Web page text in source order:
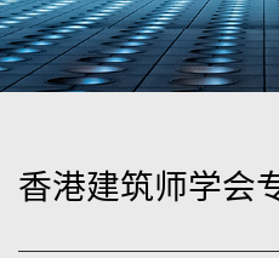
香港建筑师学会